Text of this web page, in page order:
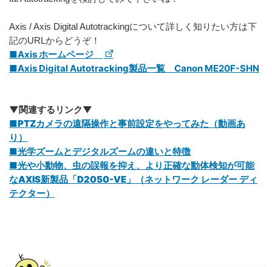
Axis / Axis Digital Autotrackingについて詳しく知りたい方は下
記のURLからどうぞ！
■Axis ホームページ
■Axis Digital Autotracking製品一覧 Canon ME20F-SHN
▼関連するリンク▼
■PTZカメラの遠隔操作と事前設定をやってみた（動画あ
り）
■光学ズームとデジタルズームの違いと特徴
■光や小動物、虫の誤報を抑え、より正確な動体検知が可能
なAXIS新製品「D2050-VE」（ネットワーク レーダー ディ
テクター）